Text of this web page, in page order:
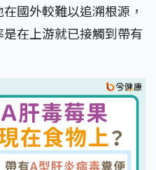
國外較難以追溯根源，
在上游就已接觸到帶有